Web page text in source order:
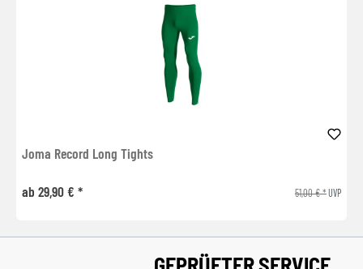
Joma Record Long Tights
ab 29,90 € * 51,00 € *UVP